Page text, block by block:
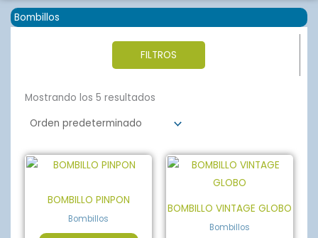
Bombillos
FILTROS
Mostrando los 5 resultados
BOMBILLO PINPON
Bombillos
BOMBILLO VINTAGE GLOBO
Bombillos